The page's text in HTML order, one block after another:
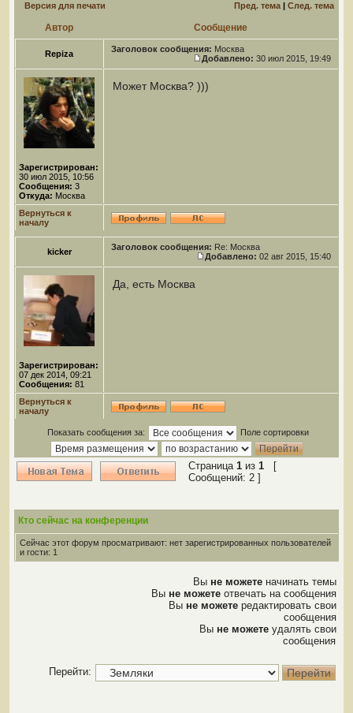
Версия для печати Пред. тема | След. тема
Автор Сообщение
Repiza Заголовок сообщения: Москва
Добавлено: 30 июл 2015, 19:49
Зарегистрирован:
30 июл 2015, 10:56
Сообщения: 3
Откуда: Москва
Может Москва? )))
Вернуться к
началу
kicker Заголовок сообщения: Re: Москва
Добавлено: 02 авг 2015, 15:40
Зарегистрирован:
07 дек 2014, 09:21
Сообщения: 81
Да, есть Москва
Вернуться к
началу
Показать сообщения за: Поле сортировки
Страница 1 из 1 [
Сообщений: 2 ]
Кто сейчас на конференции
Сейчас этот форум просматривают: нет зарегистрированных пользователей
и гости: 1
Вы не можете начинать темы
Вы не можете отвечать на сообщения
Вы не можете редактировать свои
сообщения
Вы не можете удалять свои
сообщения
Перейти: